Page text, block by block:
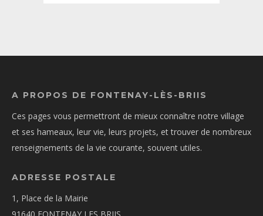
A PROPOS DE FONTENAY-LÈS-BRIIS
Ces pages vous permettront de mieux connaître notre village
et ses hameaux, leur vie, leurs projets, et trouver de nombreux
renseignements de la vie courante, souvent utiles.
ADRESSE POSTALE
1, Place de la Mairie
91640 FONTENAY LES BRIIS